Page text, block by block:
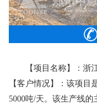
【项目名称】：浙
【客户情况】：该项
5000吨/天。该生产线